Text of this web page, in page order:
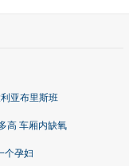
亚布里斯班
高 车厢内缺氧
个孕妇